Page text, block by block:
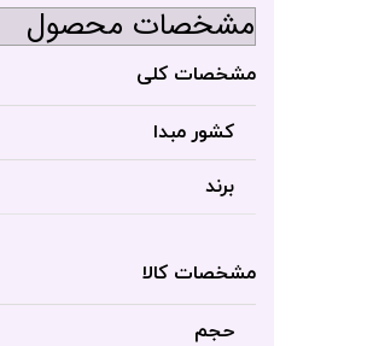
مشخصات محصول
مشخصات کلی
کشور مبدا
برند
مشخصات کالا
حجم